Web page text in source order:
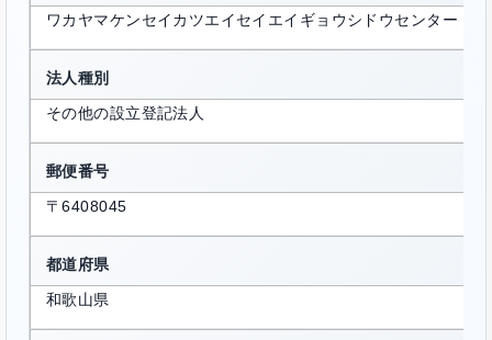
ワカヤマケンセイカツエイセイエイギョウシドウセンター
法人種別
その他の設立登記法人
郵便番号
〒6408045
都道府県
和歌山県